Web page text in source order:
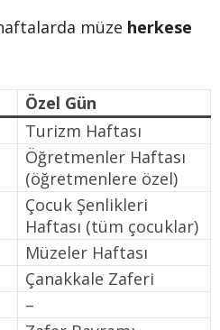
müze herkese
Özel Gün
Turizm Haftası
Öğretmenler Haftası
(öğretmenlere özel)
Çocuk Şenlikleri
Haftası (tüm çocuklar)
Müzeler Haftası
Çanakkale Zaferi
–